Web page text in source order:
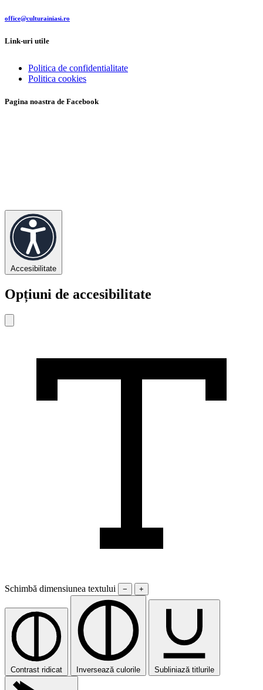
office@culturainiasi.ro
Link-uri utile
Politica de confidentialitate
Politica cookies
Pagina noastra de Facebook
Accesibilitate
Opțiuni de accesibilitate
Schimbă dimensiunea textului − +
Contrast ridicat Inversează culorile Subliniază titlurile